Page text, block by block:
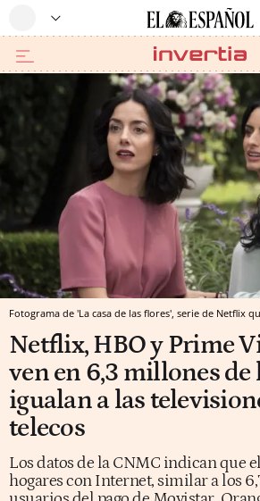
Fotograma de 'La casa de las flores', serie de Netflix
Netflix, HBO y Prime
ven en 6,3 millones de
igualan a las
telecos
Los datos de la CNMC indican que
hogares con Internet, similar a los